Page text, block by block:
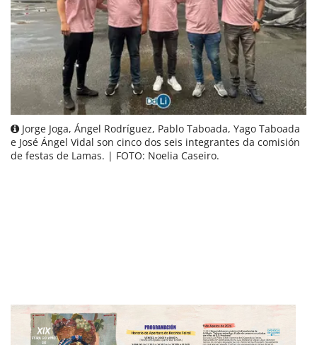
Jorge Joga, Ángel Rodríguez, Pablo Taboada, Yago Taboada
e José Ángel Vidal son cinco dos seis integrantes da comisión
de festas de Lamas. | FOTO: Noelia Caseiro.